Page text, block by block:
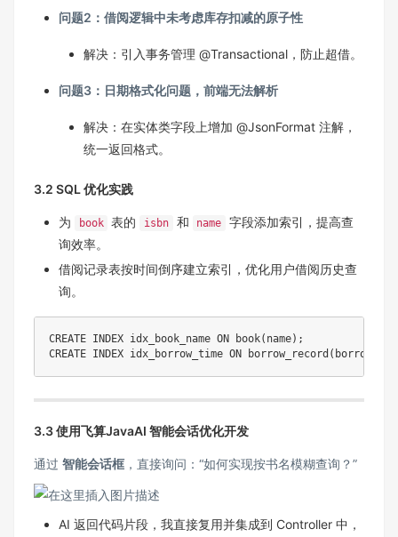
问题2：借阅逻辑中未考虑库存扣减的原子性
解决：引入事务管理 @Transactional，防止超借。
问题3：日期格式化问题，前端无法解析
解决：在实体类字段上增加 @JsonFormat 注解，
统一返回格式。
3.2 SQL 优化实践
为 book 表的 isbn 和 name
字段添加索引，提高查
询效率。
借阅记录表按时间倒序建立索引，优化用户借阅历史查
询。
CREATE INDEX idx_book_name ON book( name) ;
CREATE INDEX idx_borrow_time ON borrow_record (
3.3 使用飞算JavaAI 智能会话优化开发
通过 智能会话框 ，直接询问：“如何实现按书名模糊查询？”
AI 返回代码片段，我直接复用并集成到 Controller 中，